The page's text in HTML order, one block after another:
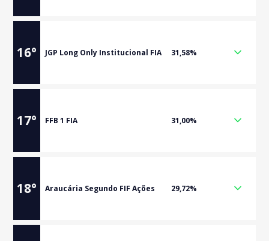
16° JGP Long Only Institucional FIA 31,58%
17° FFB 1 FIA 31,00%
18° Araucária Segundo FIF Ações 29,72%